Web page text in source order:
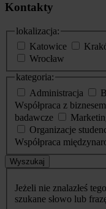
Kontakty
lokalizacja:
Katowice
Wrocław
kategoria:
Administracja
Współpraca z biznesem
badawcze
Organizacje
Współpraca
Wyszukaj
Jeżeli nie znalazłeś
szukane słowo lub